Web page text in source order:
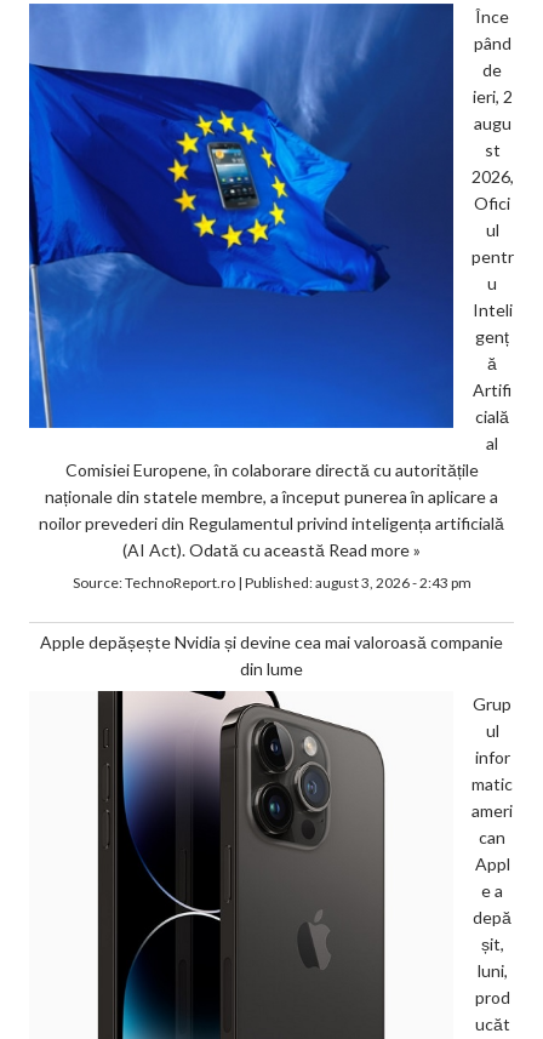
Înce
pând
de
ieri, 2
augu
st
2026,
Ofici
ul
pentr
u
Inteli
genț
ă
Artifi
cială
al
Comisiei Europene, în colaborare directă cu autoritățile
naționale din statele membre, a început punerea în aplicare a
noilor prevederi din Regulamentul privind inteligența artificială
(AI Act). Odată cu această Read more »
Source:TechnoReport.ro| Published:august 3, 2026 - 2:43 pm
Apple depășește Nvidia și devine cea mai valoroasă companie
din lume
Grup
ul
infor
matic
ameri
can
Appl
e a
depă
șit,
luni,
prod
ucăt